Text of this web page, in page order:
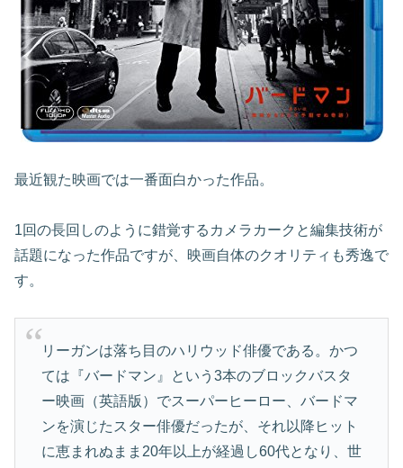
最近観た映画では一番面白かった作品。
1回の長回しのように錯覚するカメラカークと編集技術が
話題になった作品ですが、映画自体のクオリティも秀逸で
す。
リーガンは落ち目のハリウッド俳優である。かつ
ては『バードマン』という3本のブロックバスタ
ー映画（英語版）でスーパーヒーロー、バードマ
ンを演じたスター俳優だったが、それ以降ヒット
に恵まれぬまま20年以上が経過し60代となり、世